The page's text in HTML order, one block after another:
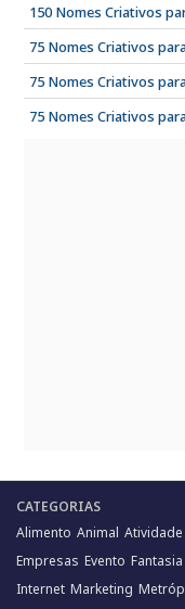
150 Nomes Criativos
75 Nomes Criativos
75 Nomes Criativos
75 Nomes Criativos
CATEGORIAS
Alimento Animal Atividade
Empresas Evento Fantasia
Internet Marketing